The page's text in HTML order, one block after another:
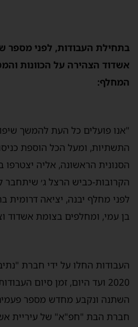
העבודות, לפני מספר
הצהירה על הכוונות
פועלים כל העת להמשך שיפור
ומעל הכל הוספת כניסות
הראשונה, אליה יצטרפו
כביש הרצל ג׳ שיתחבר
מחלף יבנה, יציאה דרומית
עמי, ומחלפים בצומת אשדוד
החלו על ידי חברת
2020 ועד היום, זמן סיום
ונקבע מחדש מספר פעמים,
הבת "חפ"א" של עיריית